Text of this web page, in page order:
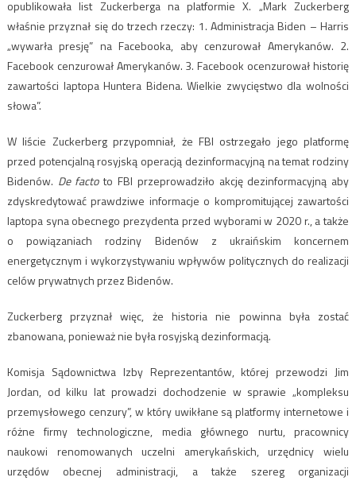
opublikowała list Zuckerberga na platformie X. „Mark Zuckerberg
właśnie przyznał się do trzech rzeczy: 1. Administracja Biden – Harris
„wywarła presję” na Facebooka, aby cenzurował Amerykanów. 2.
Facebook cenzurował Amerykanów. 3. Facebook ocenzurował historię
zawartości laptopa Huntera Bidena. Wielkie zwycięstwo dla wolności
słowa”.
W liście Zuckerberg przypomniał, że FBI ostrzegało jego platformę
przed potencjalną rosyjską operacją dezinformacyjną na temat rodziny
Bidenów. De factoto FBI przeprowadziło akcję dezinformacyjną aby
zdyskredytować prawdziwe informacje o kompromitującej zawartości
laptopa syna obecnego prezydenta przed wyborami w 2020 r., a także
o powiązaniach rodziny Bidenów z ukraińskim koncernem
energetycznym i wykorzystywaniu wpływów politycznych do realizacji
celów prywatnych przez Bidenów.
Zuckerberg przyznał więc, że historia nie powinna była zostać
zbanowana, ponieważ nie była rosyjską dezinformacją.
Komisja Sądownictwa Izby Reprezentantów, której przewodzi Jim
Jordan, od kilku lat prowadzi dochodzenie w sprawie „kompleksu
przemysłowego cenzury”, w który uwikłane są platformy internetowe i
różne firmy technologiczne, media głównego nurtu, pracownicy
naukowi renomowanych uczelni amerykańskich, urzędnicy wielu
urzędów obecnej administracji, a także szereg organizacji